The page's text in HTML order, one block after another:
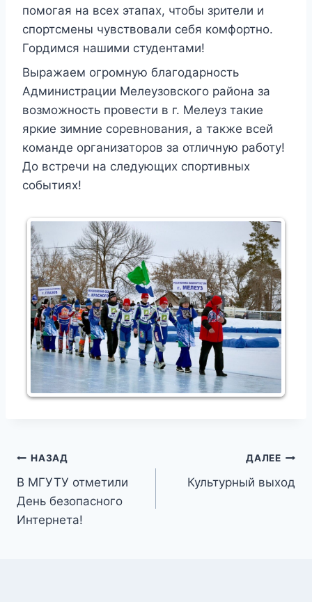
помогая на всех этапах, чтобы зрители и
спортсмены чувствовали себя комфортно.
Гордимся нашими студентами!
Выражаем огромную благодарность
Администрации Мелеузовского района за
возможность провести в г. Мелеуз такие
яркие зимние соревнования, а также всей
команде организаторов за отличную работу!
До встречи на следующих спортивных
событиях!
Навигация
по
записям
НАЗАД
В МГУТУ отметили
День безопасного
Интернета!
ДАЛЕЕ
Культурный выход